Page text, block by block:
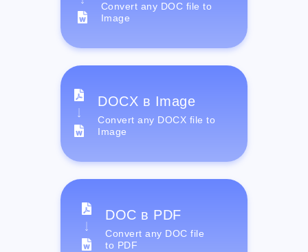
Convert any DOC file to
Image
DOCX в Image
Convert any DOCX file to
Image
DOC в PDF
Convert any DOC file
to PDF